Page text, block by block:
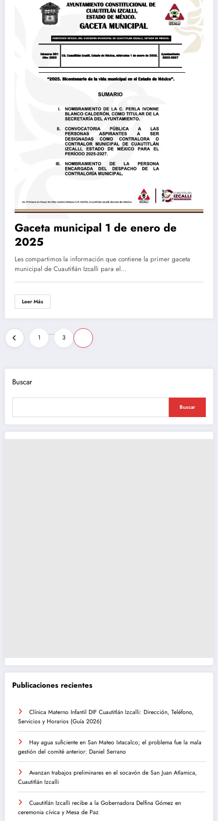
Gaceta municipal 1 de enero de
2025
Les compartimos la información que contiene la primer gaceta
municipal de Cuautitlán Izcalli para el…
Leer Más
Paginación
de
entradas
1
…
3
Buscar
Buscar
Publicaciones recientes
Clínica Materno Infantil DIF Cuautitlán Izcalli: Dirección, Teléfono,
Servicios y Horarios (Guía 2026)
Hay agua suficiente en San Mateo Ixtacalco; el problema fue la mala
gestión del comité anterior: Daniel Serrano
Avanzan trabajos preliminares en el socavón de San Juan Atlamica,
Cuautitlán Izcalli
Cuautitlán Izcalli recibe a la Gobernadora Delfina Gómez en
ceremonia cívica y Mesa de Paz